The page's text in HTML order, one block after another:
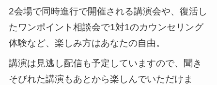
2会場で同時進行で開催される講演会や、復活し
たワンポイント相談会で1対1のカウンセリング
体験など、楽しみ方はあなたの自由。
講演は見逃し配信も予定していますので、聞き
そびれた講演もあとから楽しんでいただけま